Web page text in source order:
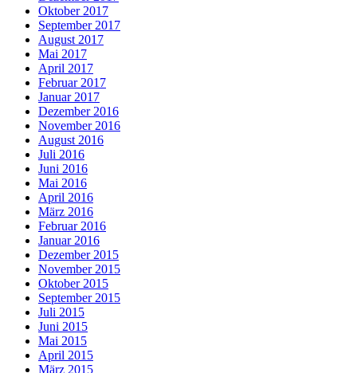
Oktober 2017
September 2017
August 2017
Mai 2017
April 2017
Februar 2017
Januar 2017
Dezember 2016
November 2016
August 2016
Juli 2016
Juni 2016
Mai 2016
April 2016
März 2016
Februar 2016
Januar 2016
Dezember 2015
November 2015
Oktober 2015
September 2015
Juli 2015
Juni 2015
Mai 2015
April 2015
März 2015